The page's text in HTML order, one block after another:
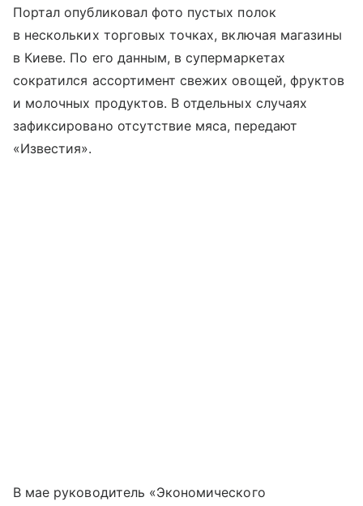
Портал опубликовал фото пустых полок
в нескольких торговых точках, включая магазины
в Киеве. По его данным, в супермаркетах
сократился ассортимент свежих овощей, фруктов
и молочных продуктов. В отдельных случаях
зафиксировано отсутствие мяса, передают
«Известия».
В мае руководитель «Экономического